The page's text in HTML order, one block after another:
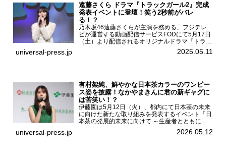
遠藤さくら ドラマ『トラックガール2』完成
発表イベントに登壇！笑う2秒前がバレ
る！？
乃木坂46遠藤さくらが主演を務める、フジテレ
ビが運営する動画配信サービスFODにて5月17日
（土）より配信されるオリジナルドラマ『トラッ
クガール2』の完成発表イベントが５月10日
（土）都内で開催された。FODドラマ『トラック
universal-press.jp 2025.05.11
有村架純、鮮やかな日本茶カラーのワンピー
ス姿を披露！なかやまきんに君の新ギャグに
は苦笑い！？
伊藤園は5月12日（火）、都内にて日本茶の未来
に向けた新たな取り組みを発表するイベント「日
本茶の発展的未来に向けて ～生産者とともに。
日本茶を世界へ～」を開催。イベントには伊藤園
のCMキャラクターを務める有村架純、伊藤園よ
universal-press.jp 2026.05.12